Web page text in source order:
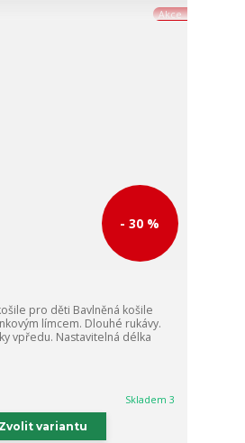
Akce
- 30 %
pro děti Bavlněná košile
límcem. Dlouhé rukávy.
vpředu. Nastavitelná délka
Skladem 3
Zvolit variantu